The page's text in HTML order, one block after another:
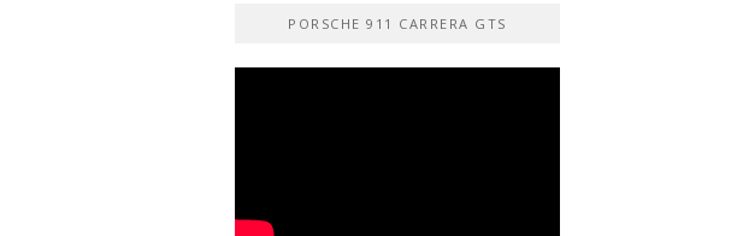
PORSCHE 911 CARRERA GTS